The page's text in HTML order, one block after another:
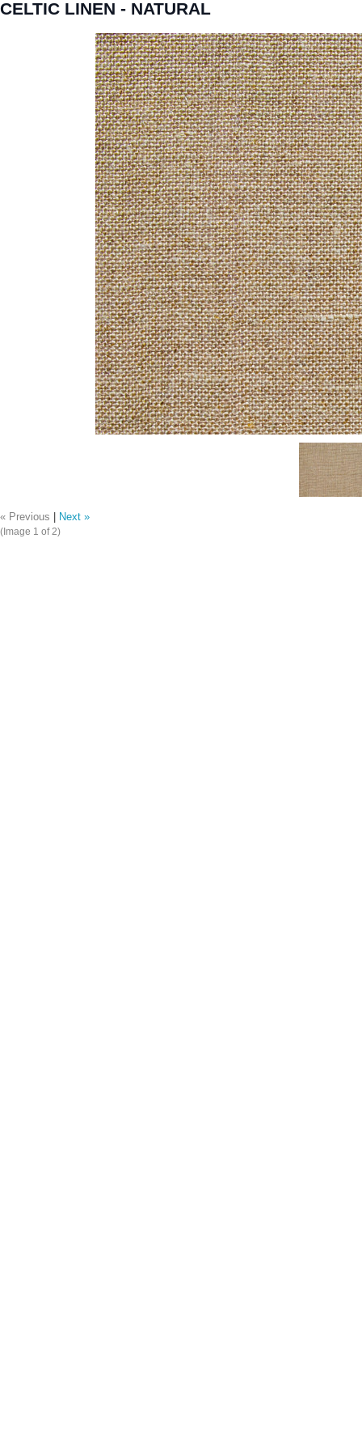
CELTIC LINEN - NATURAL
« Previous
Next »
(Image 1 of 2)